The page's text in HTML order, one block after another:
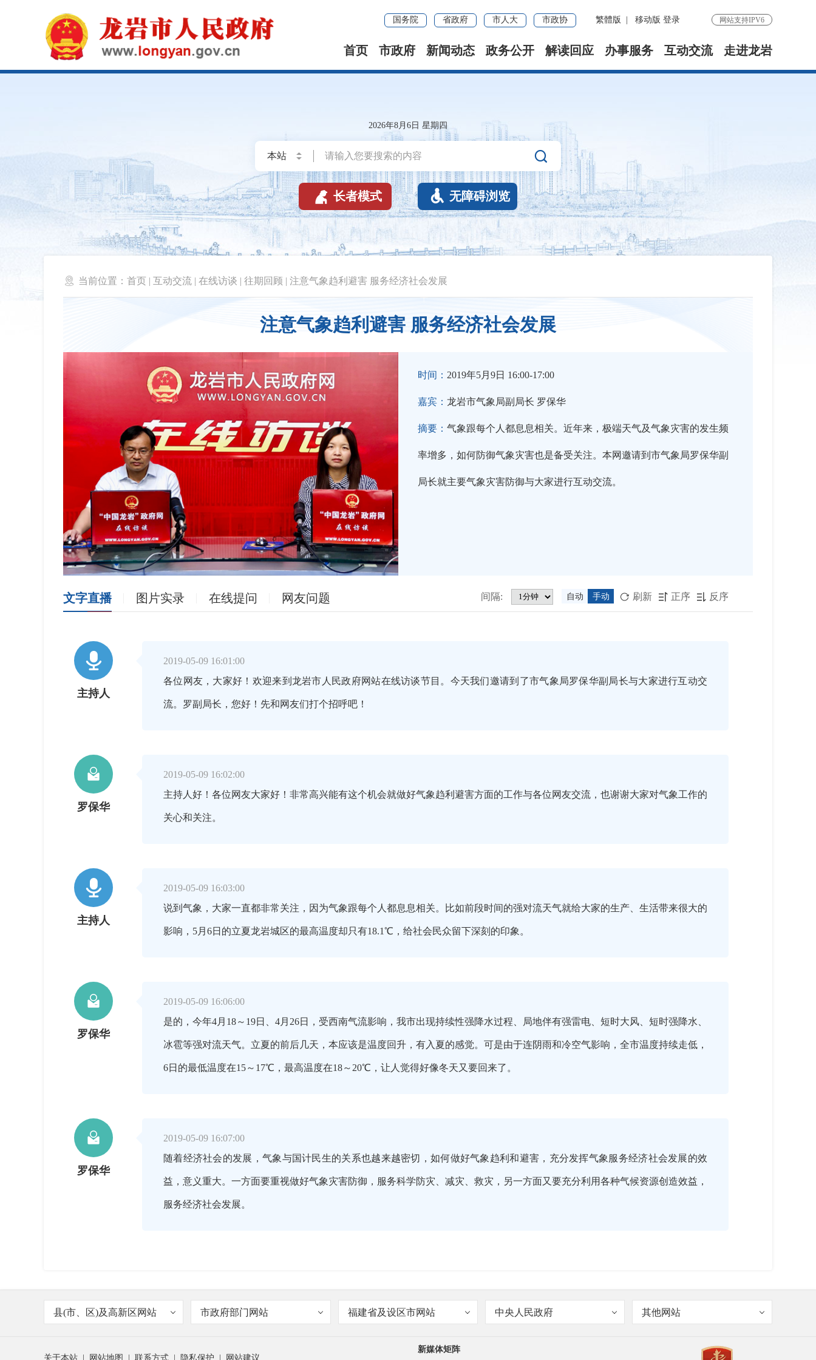
国务院 省政府 市人大 市政协 繁體版 移动版 登录 网站支持IPV6
首页 市政府 新闻动态 政务公开 解读回应 办事服务 互动交流 走进龙岩
2026年8月6日 星期四

 长者模式  无障碍浏览
 当前位置： 首页 | 互动交流 | 在线访谈 | 往期回顾 | 注意气象趋利避害 服务经济社会发展
注意气象趋利避害 服务经济社会发展
时间： 2019年5月9日 16:00-17:00
嘉宾： 龙岩市气象局副局长 罗保华
摘要： 气象跟每个人都息息相关。近年来，极端天气及气象灾害的发生频
率增多，如何防御气象灾害也是备受关注。本网邀请到市气象局罗保华副
局长就主要气象灾害防御与大家进行互动交流。
文字直播 图片实录 在线提问 网友问题 间隔: 自动 手动  刷新  正序  反序

主持人
2019-05-09 16:01:00
各位网友，大家好！欢迎来到龙岩市人民政府网站在线访谈节目。今天我们邀请到了市气象局罗保华副局长与大家进行互动交
流。罗副局长，您好！先和网友们打个招呼吧！

罗保华
2019-05-09 16:02:00
主持人好！各位网友大家好！非常高兴能有这个机会就做好气象趋利避害方面的工作与各位网友交流，也谢谢大家对气象工作的
关心和关注。

主持人
2019-05-09 16:03:00
说到气象，大家一直都非常关注，因为气象跟每个人都息息相关。比如前段时间的强对流天气就给大家的生产、生活带来很大的
影响，5月6日的立夏龙岩城区的最高温度却只有18.1℃，给社会民众留下深刻的印象。

罗保华
2019-05-09 16:06:00
是的，今年4月18～19日、4月26日，受西南气流影响，我市出现持续性强降水过程、局地伴有强雷电、短时大风、短时强降水、
冰雹等强对流天气。立夏的前后几天，本应该是温度回升，有入夏的感觉。可是由于连阴雨和冷空气影响，全市温度持续走低，
6日的最低温度在15～17℃，最高温度在18～20℃，让人觉得好像冬天又要回来了。

罗保华
2019-05-09 16:07:00
随着经济社会的发展，气象与国计民生的关系也越来越密切，如何做好气象趋利和避害，充分发挥气象服务经济社会发展的效
益，意义重大。一方面要重视做好气象灾害防御，服务科学防灾、减灾、救灾，另一方面又要充分利用各种气候资源创造效益，
服务经济社会发展。
主持人
县(市、区)及高新区网站 市政府部门网站 福建省及设区市网站 中央人民政府 其他网站
关于本站 网站地图 联系方式 隐私保护 网站建议
新媒体矩阵